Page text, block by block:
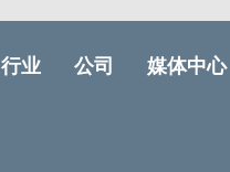
行业 公司 媒体中心